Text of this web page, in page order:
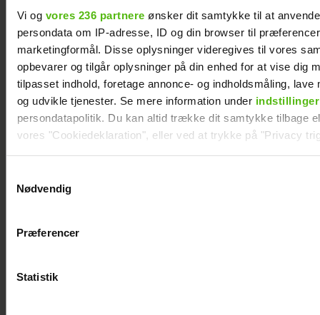
Vi og vores 236 partnere ønsker dit samtykke til at
persondata om IP-adresse, ID og din browser til
marketingformål. Disse oplysninger videregives til vores
opbevarer og tilgår oplysninger på din enhed for at vise dig
tilpasset indhold, foretage annonce- og indholdsmåling, lave
og udvikle tjenester. Se mere information under indstillinger
persondatapolitik. Du kan altid trække dit samtykke tilbage
vores "Cookiedeklaration", eller ved at trykke på "Privacy
Vi anvender egne cookies og cookies fra tredjeparter til at
generere statistik og huske dine præferencer samt til brug
Nødvendig
Præferencer
Statistik